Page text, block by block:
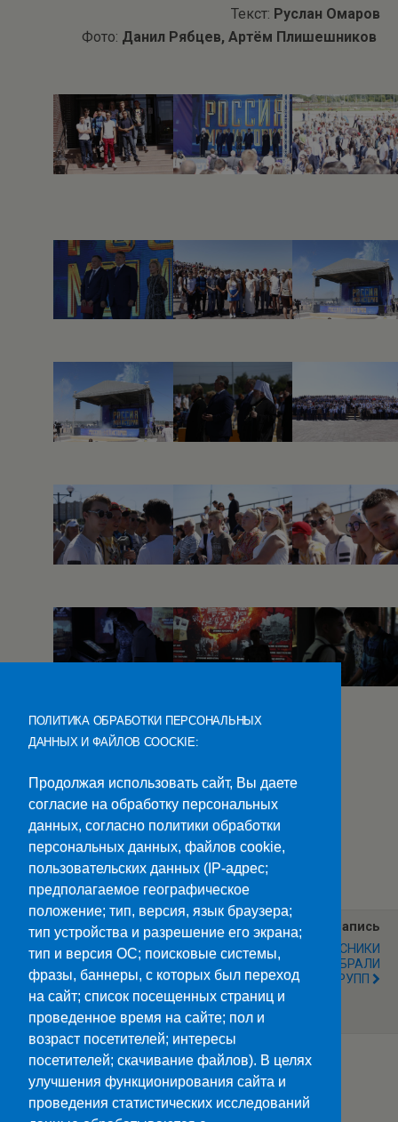
Текст: Руслан Омаров
Фото: Данил Рябцев, Артём Плишешников
Категории:Новости
Предыдущая Запись
КРАСОЧНЫМ
ПОСВЯЩЕНИЕМ В
СТУДЕНТЫ ОКОНЧИЛСЯ
ВЕРЕВОЧНЫЙ КУРС ДЛЯ
Следующая Запись
ПЕРВОКУРСНИКИ
КОЛЛЕДЖА ВЫБРАЛИ
СТАРОСТ УЧЕБНЫХ ГРУПП
Наверх
ПОЛИТИКА ОБРАБОТКИ ПЕРСОНАЛЬНЫХ
ДАННЫХ И ФАЙЛОВ COOCKIE:
Продолжая использовать сайт, Вы даете
согласие на обработку персональных
данных, согласно политики обработки
персональных данных, файлов cookie,
пользовательских данных (IP-адрес;
предполагаемое географическое
положение; тип, версия, язык браузера;
тип устройства и разрешение его экрана;
тип и версия ОС; поисковые системы,
фразы, баннеры, с которых был переход
на сайт; список посещенных страниц и
проведенное время на сайте; пол и
возраст посетителей; интересы
посетителей; скачивание файлов). В целях
улучшения функционирования сайта и
проведения статистических исследований